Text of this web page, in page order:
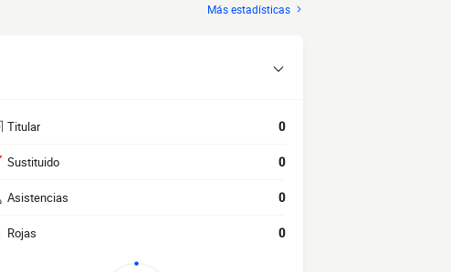
Más estadísticas
Titular 0
Sustituido 0
Asistencias 0
Rojas 0